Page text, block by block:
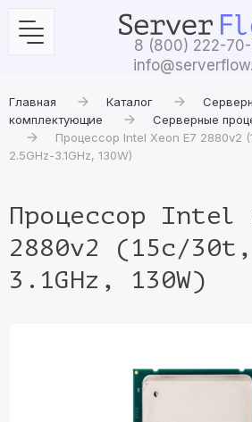
8 (800) 222-70-
Главная Каталог
комплектующие
Серверные
Процессор Intel Xeon E7 2880v2
2.5GHz-3.1GHz, 130W)
Процессор Intel
2880v2 (15c/
3.1GHz, 130W)